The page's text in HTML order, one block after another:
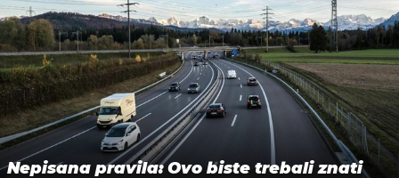
Nepisana pravila: Ovo biste trebali znati